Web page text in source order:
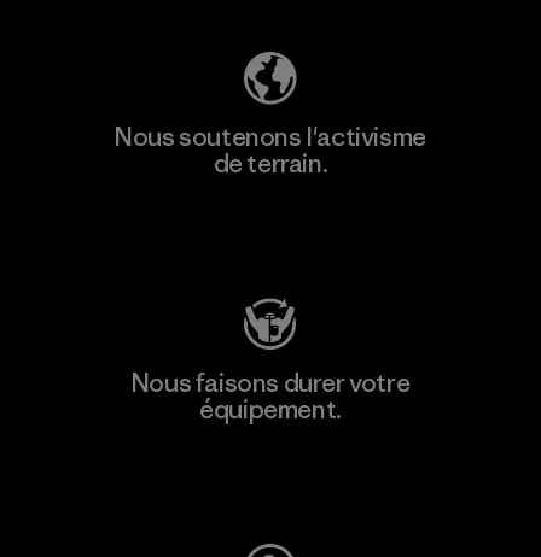
Nous soutenons l'activisme
de terrain.
Nous faisons durer votre
équipement.